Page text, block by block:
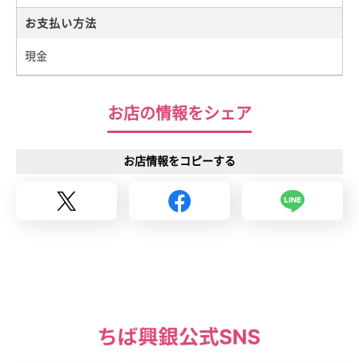
お支払い方法
現金
お店の情報をシェア
お店情報をコピーする